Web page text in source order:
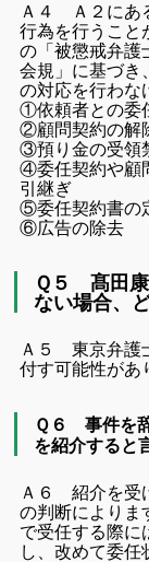
Ａ４ Ａ２にあ
行為を行うこと
の「被懲戒弁護
会規」に基づき
の対応を行わな
①依頼者との委
②顧問契約の解
③預り金の受領
④委任契約や顧
引継ぎ
⑤委任契約書の
⑥広告の除去
Ｑ５ 髙田康
ない場合、
Ａ５ 東京弁護
付す可能性があ
Ｑ６ 事件を
を紹介すると
Ａ６ 紹介を受
の判断によりま
で受任する際に
し、改めて委任